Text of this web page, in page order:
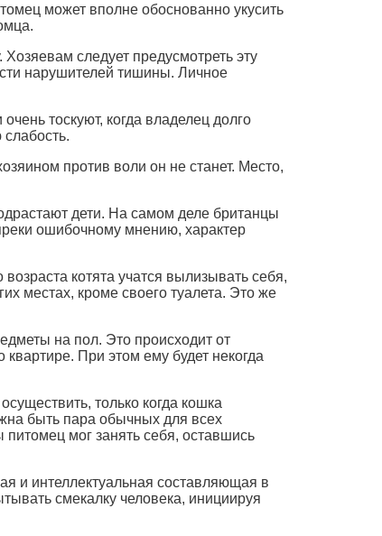
может вполне обоснованно укусить
следует предусмотреть эту
нарушителей тишины. Личное
тоскуют, когда владелец долго
против воли он не станет. Место,
дети. На самом деле британцы
ошибочному мнению, характер
котята учатся вылизывать себя,
местах, кроме своего туалета. Это же
на пол. Это происходит от
При этом ему будет некогда
только когда кошка
быть пара обычных для всех
мог занять себя, оставшись
и интеллектуальная составляющая в
смекалку человека, инициируя